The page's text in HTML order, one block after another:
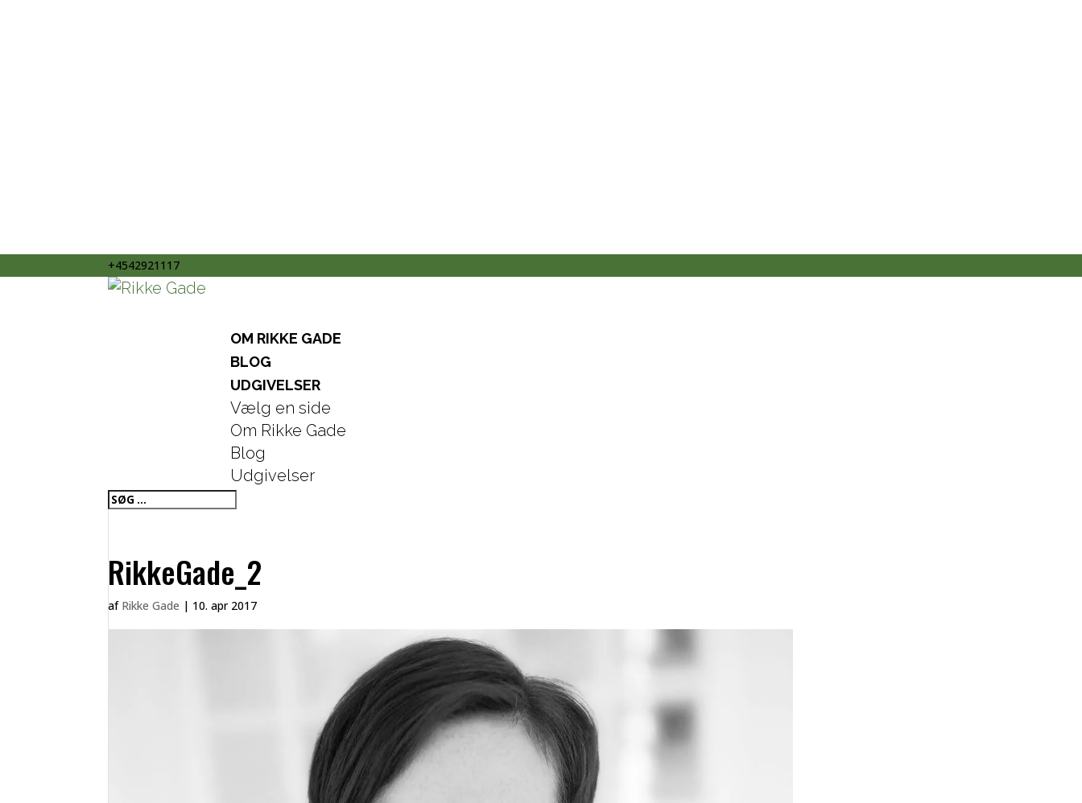
+4542921117
OM RIKKE GADE
BLOG
UDGIVELSER
Vælg en side
Om Rikke Gade
Blog
Udgivelser
RikkeGade_2
af Rikke Gade | 10. apr 2017